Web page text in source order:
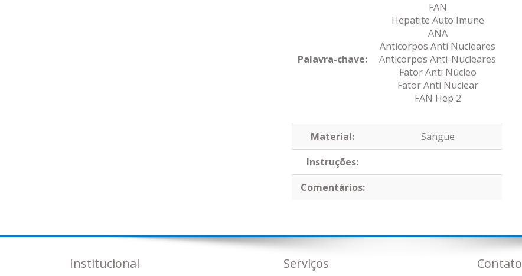
Palavra-chave:
FAN
Hepatite Auto Imune
ANA
Anticorpos Anti Nucleares
Anticorpos Anti-Nucleares
Fator Anti Núcleo
Fator Anti Nuclear
FAN Hep 2
Material:
Sangue
Instruções:
Comentários:
Institucional Serviços Contato